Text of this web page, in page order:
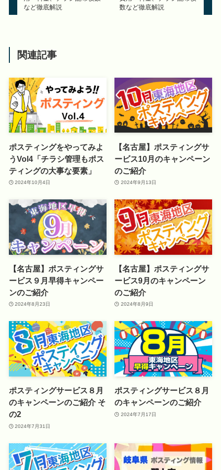
など徹底解説
数など徹底解説
関連記事
ポスティングをやってみよ
うVol4「チラシ管理もポス
ティングの大事な要素」
2024年10月4日
【名古屋】ポスティングサ
ービス10月のキャンペーン
のご紹介
2024年9月13日
【名古屋】ポスティングサ
ービス９月早得キャンペー
ンのご紹介
2024年8月23日
【名古屋】ポスティングサ
ービス9月のキャンペーン
のご紹介
2024年8月9日
ポスティングサービス８月
のキャンペーンのご紹介 そ
の2
2024年7月31日
ポスティングサービス８月
のキャンペーンのご紹介
2024年7月17日